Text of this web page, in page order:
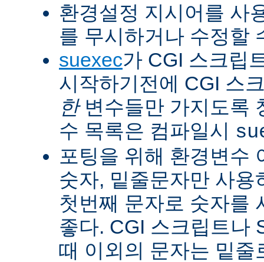
환경설정 지시어를 사
를 무시하거나 수정할
suexec가 CGI 스크립
시작하기전에 CGI 스
한변수들만 가지도록
수 목록은 컴파일시
포팅을 위해 환경변수
숫자, 밑줄문자만 사용
첫번째 문자로 숫자를
좋다. CGI 스크립트나
때 이외의 문자는 밑줄